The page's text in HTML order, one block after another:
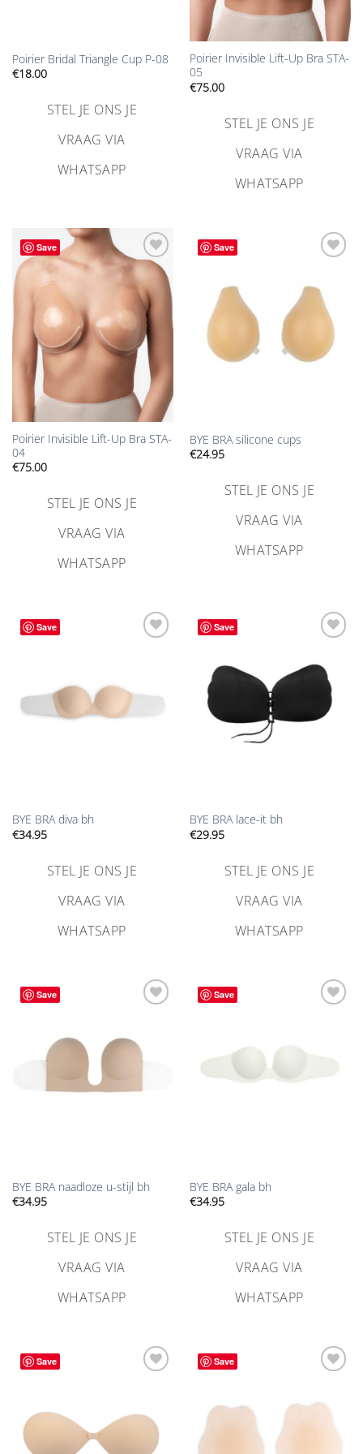
Poirier Bridal Triangle Cup P-08
€18.00
STEL JE ONS JE
VRAAG VIA
WHATSAPP
Poirier Invisible Lift-Up Bra STA-
05
€75.00
STEL JE ONS JE
VRAAG VIA
WHATSAPP
Save
Aan
verlanglijst
toevoegen
Poirier Invisible Lift-Up Bra STA-
04
€75.00
STEL JE ONS JE
VRAAG VIA
WHATSAPP
Save
toevoegen
BYE BRA silicone cups
€24.95
STEL JE ONS JE
VRAAG VIA
WHATSAPP
Save
BYE BRA diva bh
€34.95
STEL JE ONS JE
VRAAG VIA
WHATSAPP
Save
toevoegen
BYE BRA lace-it bh
€29.95
STEL JE ONS JE
VRAAG VIA
WHATSAPP
Save
toevoegen
BYE BRA naadloze u-stijl bh
€34.95
STEL JE ONS JE
VRAAG VIA
WHATSAPP
Save
BYE BRA gala bh
€34.95
STEL JE ONS JE
VRAAG VIA
WHATSAPP
Save
Save
toevoegen